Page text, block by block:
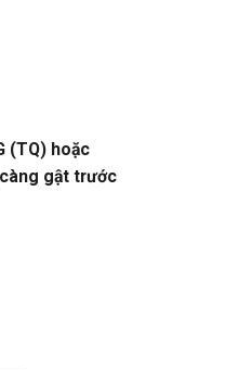
(TQ) hoặc
gật trước